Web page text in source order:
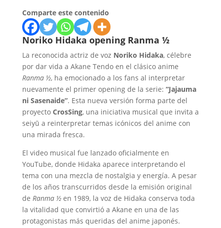
Comparte este contenido
Noriko Hidaka opening Ranma ½
La reconocida actriz de voz Noriko Hidaka, célebre
por dar vida a Akane Tendo en el clásico anime
Ranma ½, ha emocionado a los fans al interpretar
nuevamente el primer opening de la serie: “Jajauma
ni Sasenaide”. Esta nueva versión forma parte del
proyecto CrosSing, una iniciativa musical que invita a
seiyū a reinterpretar temas icónicos del anime con
una mirada fresca.
El video musical fue lanzado oficialmente en
YouTube, donde Hidaka aparece interpretando el
tema con una mezcla de nostalgia y energía. A pesar
de los años transcurridos desde la emisión original
de Ranma ½en 1989, la voz de Hidaka conserva toda
la vitalidad que convirtió a Akane en una de las
protagonistas más queridas del anime japonés.